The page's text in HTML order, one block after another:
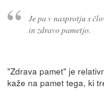
Je pa v nasprotju s
in zdravo pametjo.
"Zdrava pamet" je
kaže na pamet tega, ki